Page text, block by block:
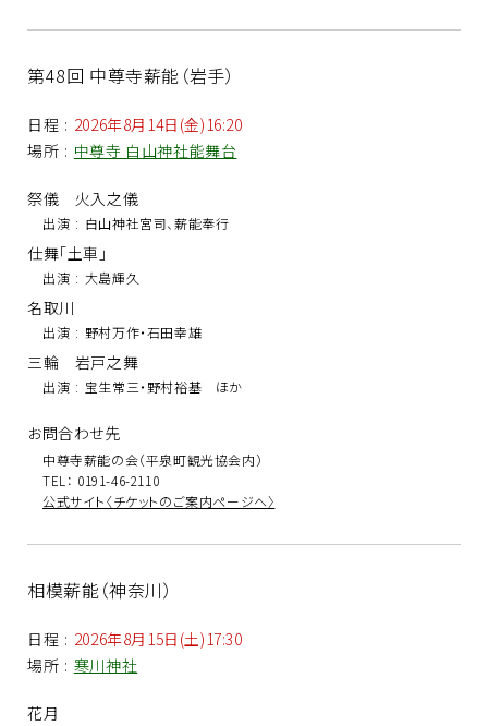
第48回 中尊寺薪能（岩手）
日程 : 2026年8月14日(金)16:20
場所 : 中尊寺 白山神社能舞台
祭儀 火入之儀
出演 : 白山神社宮司、薪能奉行
仕舞「土車」
出演 : 大島輝久
名取川
出演 : 野村万作・石田幸雄
三輪 岩戸之舞
出演 : 宝生常三・野村裕基 ほか
お問合わせ先
中尊寺薪能の会（平泉町観光協会内）
TEL： 0191-46-2110
公式サイト〈チケットのご案内ページへ〉
相模薪能（神奈川）
日程 : 2026年8月15日(土)17:30
場所 : 寒川神社
花月